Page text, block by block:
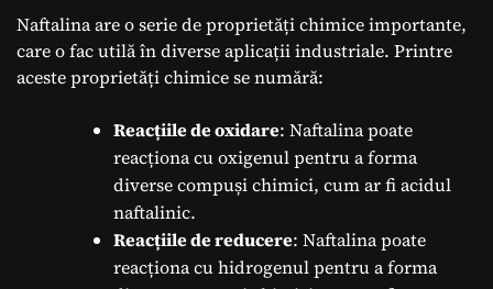
Naftalina are o serie de proprietăți chimice importante,
care o fac utilă în diverse aplicații industriale. Printre
aceste proprietăți chimice se numără:
Reacțiile de oxidare: Naftalina poate
reacționa cu oxigenul pentru a forma
diverse compuși chimici, cum ar fi acidul
naftalinic.
Reacțiile de reducere: Naftalina poate
reacționa cu hidrogenul pentru a forma